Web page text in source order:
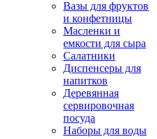
Вазы для фруктов
и конфетницы
Масленки и
емкости для сыра
Салатники
Диспенсеры для
напитков
Деревянная
сервировочная
посуда
Наборы для воды